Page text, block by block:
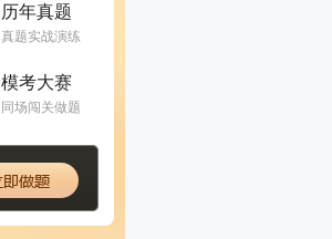
历年真题
真题实战演练
模考大赛
同场闯关做题